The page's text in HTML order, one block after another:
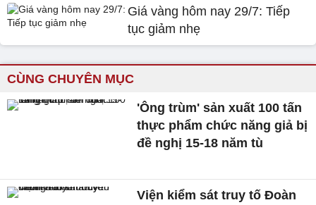
Giá vàng hôm nay 29/7: Tiếp
tục giảm nhẹ
CÙNG CHUYÊN MỤC
'Ông trùm' sản xuất 100 tấn
thực phẩm chức năng giả bị
đề nghị 15-18 năm tù
Viện kiểm sát truy tố Đoàn